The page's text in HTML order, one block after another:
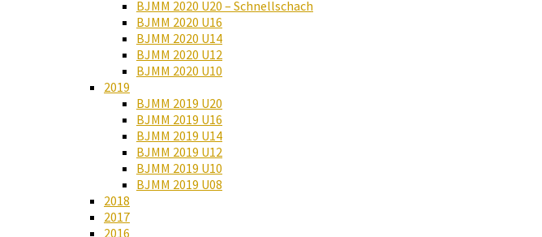
BJMM 2020 U20 – Schnellschach
BJMM 2020 U16
BJMM 2020 U14
BJMM 2020 U12
BJMM 2020 U10
2019
BJMM 2019 U20
BJMM 2019 U16
BJMM 2019 U14
BJMM 2019 U12
BJMM 2019 U10
BJMM 2019 U08
2018
2017
2016